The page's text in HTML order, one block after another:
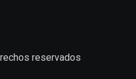
reservados